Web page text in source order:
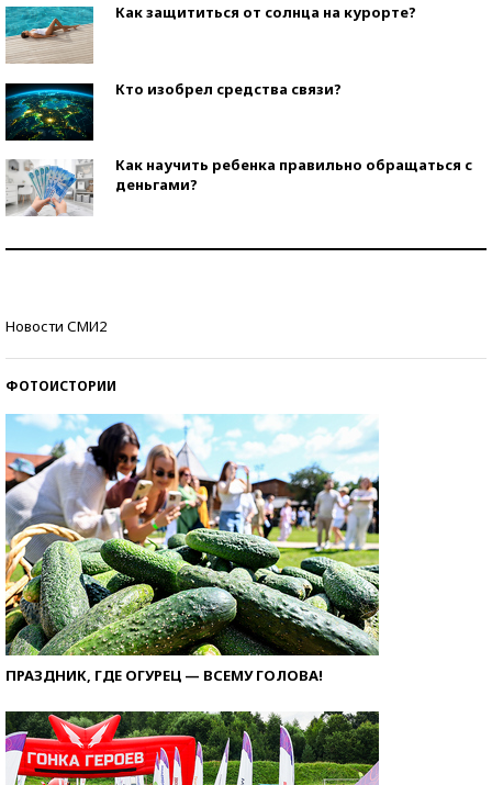
Как защититься от солнца на курорте?
Кто изобрел средства связи?
Как научить ребенка правильно обращаться с
деньгами?
Новости СМИ2
ФОТОИСТОРИИ
ПРАЗДНИК, ГДЕ ОГУРЕЦ — ВСЕМУ ГОЛОВА!